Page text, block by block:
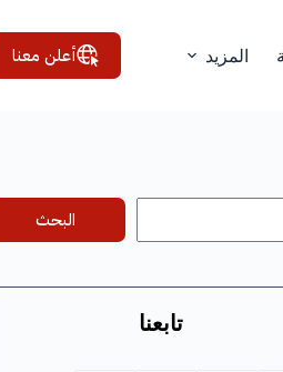
المزيد أعلن معنا
البحث
تابعنا